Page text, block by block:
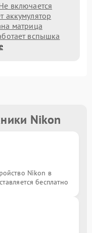
включается
аккумулятор
матрица
вспышка
Nikon
Nikon в
бесплатно